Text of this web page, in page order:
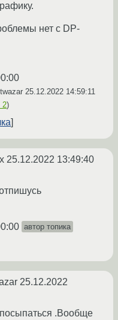
нет с DP-
25.12.2022 14:59:11
2)
25.12.2022 13:49:40
автор топика
25.12.2022
.Вообще